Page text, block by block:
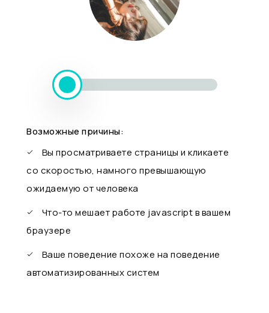
Возможные причины:
Вы просматриваете страницы и кликаете
со скоростью, намного превышающую
ожидаемую от человека
Что-то мешает работе javascript в вашем
браузере
Ваше поведение похоже на поведение
автоматизированных систем